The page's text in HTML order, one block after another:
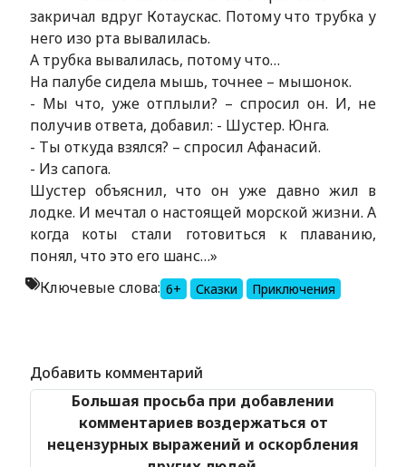
закричал вдруг Котаускас. Потому что трубка у
него изо рта вывалилась.
А трубка вывалилась, потому что…
На палубе сидела мышь, точнее – мышонок.
- Мы что, уже отплыли? – спросил он. И, не
получив ответа, добавил: - Шустер. Юнга.
- Ты откуда взялся? – спросил Афанасий.
- Из сапога.
Шустер объяснил, что он уже давно жил в
лодке. И мечтал о настоящей морской жизни. А
когда коты стали готовиться к плаванию,
понял, что это его шанс…»
Ключевые слова: 6+ Сказки Приключения
Добавить комментарий
Большая просьба при добавлении
комментариев воздержаться от
нецензурных выражений и оскорбления